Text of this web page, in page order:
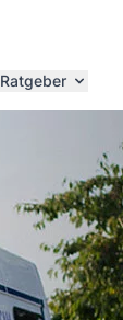
Ratgeber